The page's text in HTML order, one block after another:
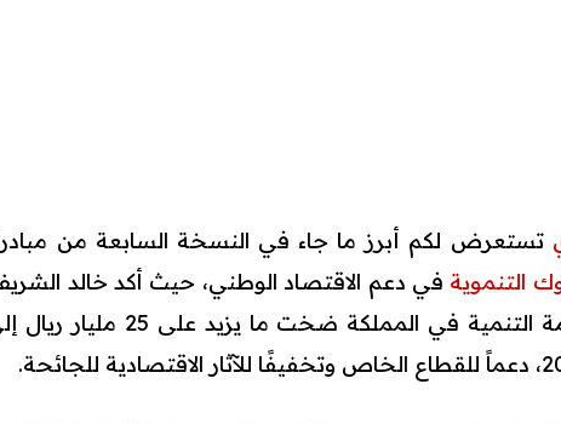
تستعرض لكم أبرز ما جاء في النسخة السابعة من مبادرة
التنموية في دعم الاقتصاد الوطني، حيث أكد خالد
التنمية الوطني، أن منظومة